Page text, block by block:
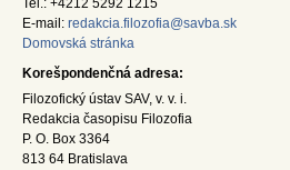
E-mail: redakcia.filozofia@savba.sk
Domovská stránka
Korešpondenčná adresa:
Filozofický ústav SAV, v. v. i.
Redakcia časopisu Filozofia
P. O. Box 3364
813 64 Bratislava